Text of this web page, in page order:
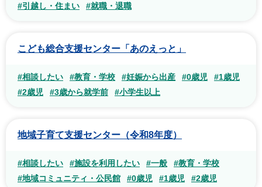
#引越し・住まい
#就職・退職
こども総合支援センター「あのえっと」
#相談したい #教育・学校 #妊娠から出産 #0歳児
#1歳児
#2歳児
#3歳から就学前 #小学生以上
地域子育て支援センター（令和8年度）
#相談したい #施設を利用したい #一般
#教育・学校
#地域コミュニティ・公民館
#0歳児 #1歳児 #2歳児